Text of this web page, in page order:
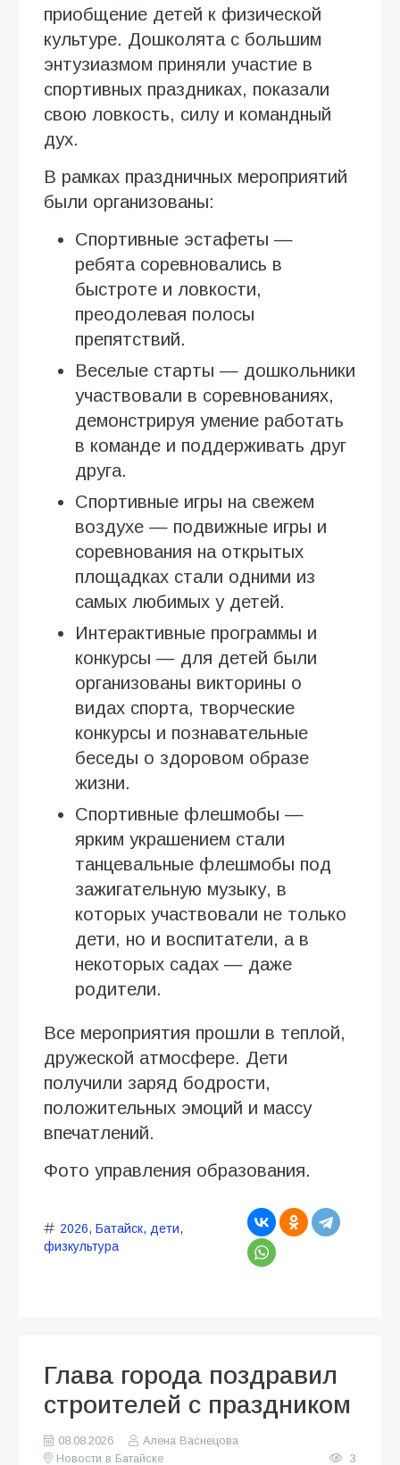
приобщение детей к физической
культуре. Дошколята с большим
энтузиазмом приняли участие в
спортивных праздниках, показали
свою ловкость, силу и командный
дух.
В рамках праздничных мероприятий
были организованы:
Спортивные эстафеты —
ребята соревновались в
быстроте и ловкости,
преодолевая полосы
препятствий.
Веселые старты — дошкольники
участвовали в соревнованиях,
демонстрируя умение работать
в команде и поддерживать друг
друга.
Спортивные игры на свежем
воздухе — подвижные игры и
соревнования на открытых
площадках стали одними из
самых любимых у детей.
Интерактивные программы и
конкурсы — для детей были
организованы викторины о
видах спорта, творческие
конкурсы и познавательные
беседы о здоровом образе
жизни.
Спортивные флешмобы —
ярким украшением стали
танцевальные флешмобы под
зажигательную музыку, в
которых участвовали не только
дети, но и воспитатели, а в
некоторых садах — даже
родители.
Все мероприятия прошли в теплой,
дружеской атмосфере. Дети
получили заряд бодрости,
положительных эмоций и массу
впечатлений.
Фото управления образования.
2026, Батайск, дети,
физкультура
Глава города поздравил
строителей с праздником
08.08.2026
Алена Васнецова
Новости в Батайске
3